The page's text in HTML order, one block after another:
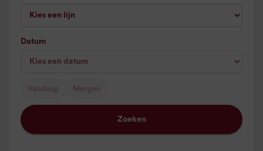
Datum
Vandaag Morgen
Zoeken